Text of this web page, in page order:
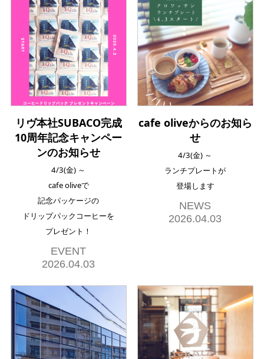
リヴ本社SUBACO完成
10周年記念キャンペー
ンのお知らせ
4/3(金) ～
cafe oliveで
記念パッケージの
ドリップパックコーヒーを
プレゼント！
EVENT
2026.04.03
cafe oliveからのお知ら
せ
4/3(金) ～
ランチプレートが
登場します
NEWS
2026.04.03